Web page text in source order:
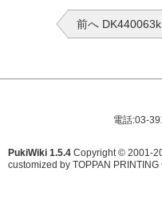
前へ DK440063k
電話:03-
PukiWiki 1.5.4 Copyright © 2001-
customized by TOPPAN PRINTING